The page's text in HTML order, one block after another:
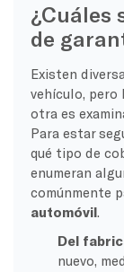
¿Cuáles
de
Existen
vehículo, pero
otra es
Para estar
qué tipo de
enumeran
comúnmente
automóvil.
Del
nuevo,